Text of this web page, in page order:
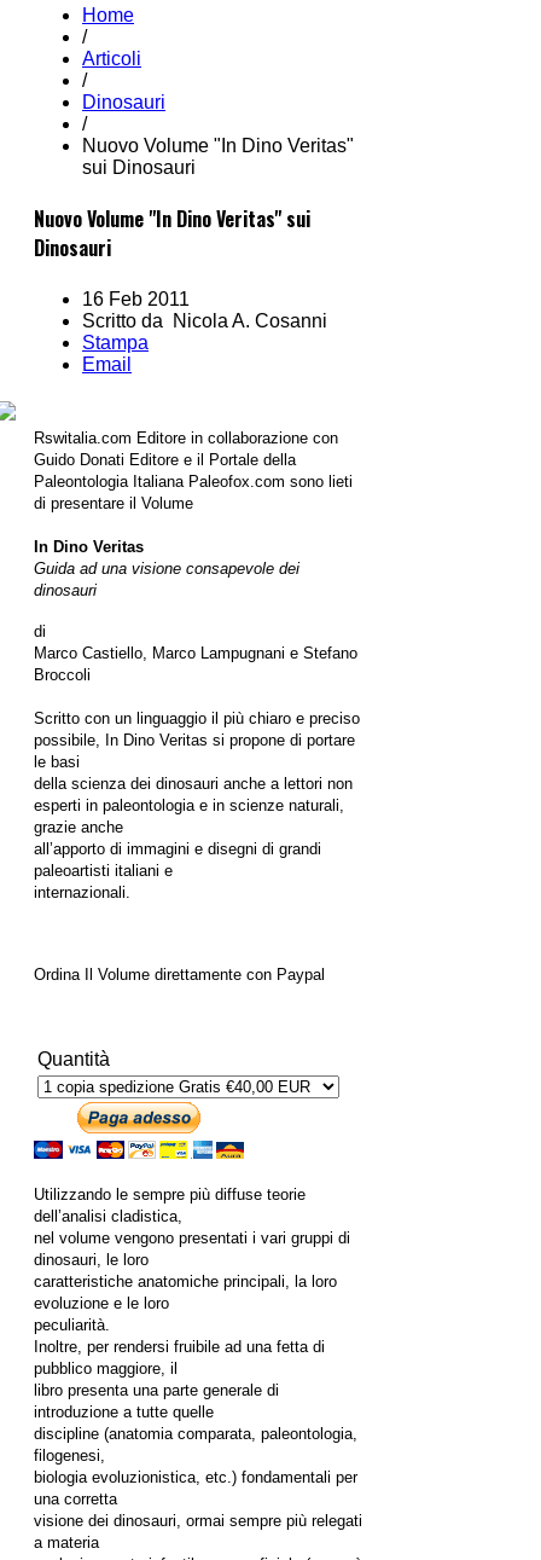
Home
/
Articoli
/
Dinosauri
/
Nuovo Volume "In Dino Veritas"
sui Dinosauri
Nuovo Volume "In Dino Veritas" sui
Dinosauri
16 Feb 2011
Scritto da Nicola A. Cosanni
Stampa
Email
Rswitalia.com Editore in collaborazione con
Guido Donati Editore e il Portale della
Paleontologia Italiana Paleofox.com sono lieti
di presentare il Volume
In Dino Veritas
Guida ad una visione consapevole dei
dinosauri
di
Marco Castiello, Marco Lampugnani e Stefano
Broccoli
Scritto con un linguaggio il più chiaro e preciso
possibile, In Dino Veritas si propone di portare
le basi
della scienza dei dinosauri anche a lettori non
esperti in paleontologia e in scienze naturali,
grazie anche
all’apporto di immagini e disegni di grandi
paleoartisti italiani e
internazionali.
Ordina Il Volume direttamente con Paypal
Quantità
Utilizzando le sempre più diffuse teorie
dell’analisi cladistica,
nel volume vengono presentati i vari gruppi di
dinosauri, le loro
caratteristiche anatomiche principali, la loro
evoluzione e le loro
peculiarità.
Inoltre, per rendersi fruibile ad una fetta di
pubblico maggiore, il
libro presenta una parte generale di
introduzione a tutte quelle
discipline (anatomia comparata, paleontologia,
filogenesi,
biologia evoluzionistica, etc.) fondamentali per
una corretta
visione dei dinosauri, ormai sempre più relegati
a materia